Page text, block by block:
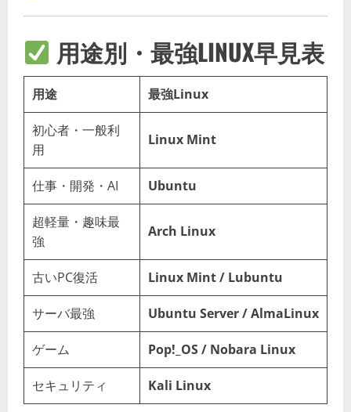
用途別・最強LINUX早見表
用途 最強Linux
初心者・一般利
用
Linux Mint
仕事・開発・AI Ubuntu
超軽量・趣味最
強
Arch Linux
古いPC復活 Linux Mint / Lubuntu
サーバ最強 Ubuntu Server / AlmaLinux
ゲーム Pop!_OS / Nobara Linux
セキュリティ Kali Linux